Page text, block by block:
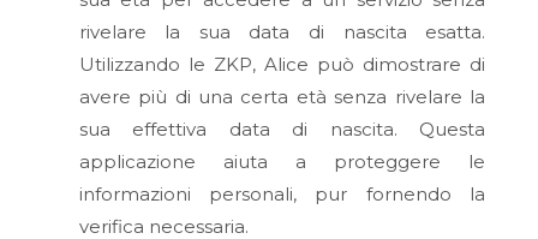
rivelare la sua data di nascita esatta.
Utilizzando le ZKP, Alice può dimostrare di
avere più di una certa età senza rivelare la
sua effettiva data di nascita. Questa
applicazione aiuta a proteggere le
informazioni personali, pur fornendo la
verifica necessaria.